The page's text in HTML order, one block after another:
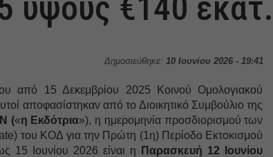
ύψους €140 εκατ.
Δημοσιεύθηκε: 10 Ιουνίου 2026 - 19:41
από 15 Δεκεμβρίου 2025 Κοινού Ομολογιακού
αποφασίστηκαν από το Διοικητικό Συμβούλιο της
(«η Εκδότρια»), η ημερομηνία προσδιορισμού των
του ΚΟΔ για την Πρώτη (1η) Περίοδο Εκτοκισμού
15 Ιουνίου 2026 είναι η
Παρασκευή 12 Ιουνίου